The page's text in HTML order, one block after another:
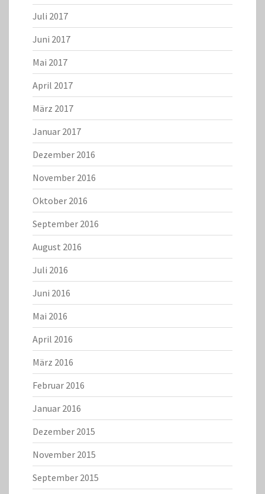
Juli 2017
Juni 2017
Mai 2017
April 2017
März 2017
Januar 2017
Dezember 2016
November 2016
Oktober 2016
September 2016
August 2016
Juli 2016
Juni 2016
Mai 2016
April 2016
März 2016
Februar 2016
Januar 2016
Dezember 2015
November 2015
September 2015